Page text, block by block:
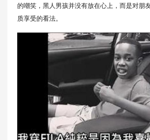
的嘲笑，黑人男孩并没有放在心上，而是对朋
质享受的看法。